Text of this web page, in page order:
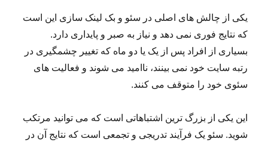
یکی از چالش های اصلی در سئو و بک لینک سازی این است
که نتایج فوری نمی دهد و نیاز به صبر و پایداری دارد.
بسیاری از افراد پس از یک یا دو ماه که تغییر چشمگیری در
رتبه سایت خود نمی بینند، ناامید می شوند و فعالیت های
سئوی خود را متوقف می کنند.
این یکی از بزرگ ترین اشتباهاتی است که می توانید مرتکب
شوید. سئو یک فرآیند تدریجی و تجمعی است که نتایج آن در